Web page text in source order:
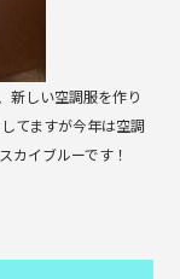
新しい空調服を作り
てますが今年は空調
カイブルーです！